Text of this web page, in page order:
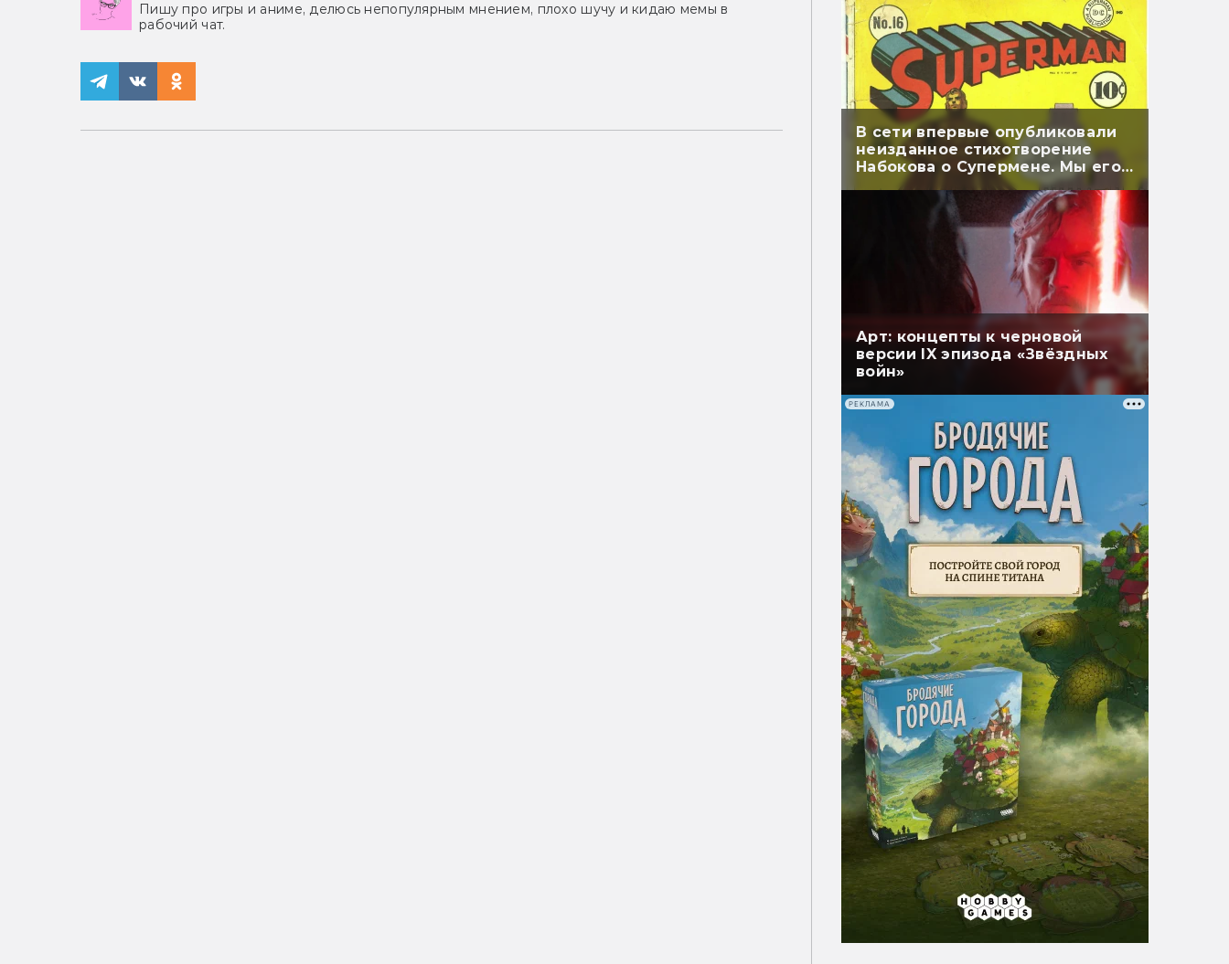
Пишу про игры и аниме, делюсь непопулярным мнением, плохо шучу и кидаю мемы в
рабочий чат.
В сети впервые опубликовали
неизданное стихотворение
Набокова о Супермене. Мы его
перевели
Арт: концепты к черновой
версии IX эпизода «Звёздных
войн»
РЕКЛАМА